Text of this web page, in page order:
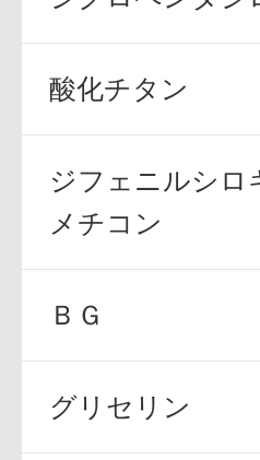
酸化チタン
ジフェニルシロ
メチコン
ＢＧ
グリセリン